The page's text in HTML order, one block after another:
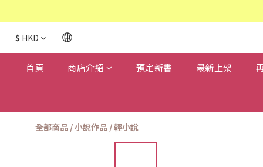
$ HKD
首頁 商店介紹 預定新書 最新上架
全部商品 /小說作品 /輕小說